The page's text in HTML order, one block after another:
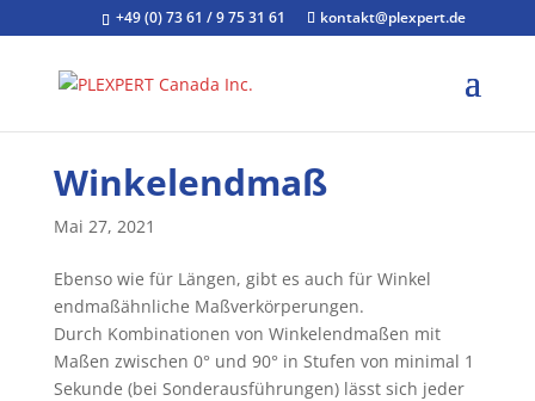
+49 (0) 73 61 / 9 75 31 61 kontakt@plexpert.de
Winkelendmaß
Mai 27, 2021
Ebenso wie für Längen, gibt es auch für Winkel
endmaßähnliche Maßverkörperungen.
Durch Kombinationen von Winkelendmaßen mit
Maßen zwischen 0° und 90° in Stufen von minimal 1
Sekunde (bei Sonderausführungen) lässt sich jeder